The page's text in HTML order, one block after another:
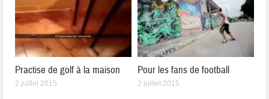
Practise de golf à la maison
2 juillet 2015
Pour les fans de football
2 juillet 2015